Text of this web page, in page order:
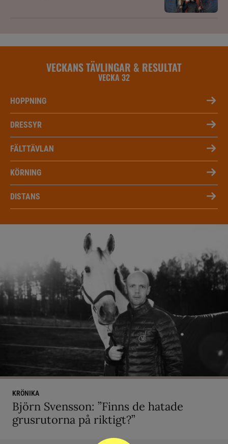
VECKANS TÄVLINGAR & RESULTAT
VECKA 32
HOPPNING
DRESSYR
FÄLTTÄVLAN
KÖRNING
DISTANS
KRÖNIKA
Björn Svensson: ”Finns de hatade
grusrutorna på riktigt?”